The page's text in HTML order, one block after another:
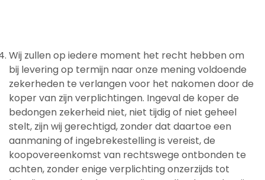
Wij zullen op iedere moment het recht hebben om
bij levering op termijn naar onze mening voldoende
zekerheden te verlangen voor het nakomen door de
koper van zijn verplichtingen. Ingeval de koper de
bedongen zekerheid niet, niet tijdig of niet geheel
stelt, zijn wij gerechtigd, zonder dat daartoe een
aanmaning of ingebrekestelling is vereist, de
koopovereenkomst van rechtswege ontbonden te
achten, zonder enige verplichting onzerzijds tot